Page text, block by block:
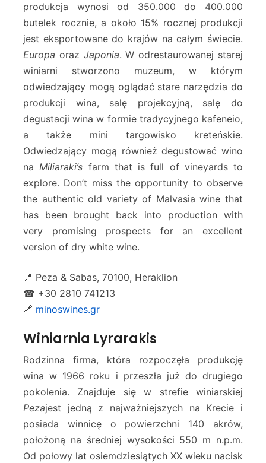
produkcja wynosi od 350.000 do 400.000
butelek rocznie, a około 15% rocznej produkcji
jest eksportowane do krajów na całym świecie.
Europa oraz Japonia. W odrestaurowanej starej
winiarni stworzono muzeum, w którym
odwiedzający mogą oglądać stare narzędzia do
produkcji wina, salę projekcyjną, salę do
degustacji wina w formie tradycyjnego kafeneio,
a także mini targowisko kreteńskie.
Odwiedzający mogą również degustować wino
naMiliaraki’s farm that is full of vineyards to
explore. Don’t miss the opportunity to observe
the authentic old variety of Malvasia wine that
has been brought back into production with
very promising prospects for an excellent
version of dry white wine.
📍 Peza & Sabas, 70100, Heraklion
☎ +30 2810 741213
🔗 minoswines.gr
Winiarnia Lyrarakis
Rodzinna firma, która rozpoczęła produkcję
wina w 1966 roku i przeszła już do drugiego
pokolenia. Znajduje się w strefie winiarskiej
Pezajest jedną z najważniejszych na Krecie i
posiada winnicę o powierzchni 140 akrów,
położoną na średniej wysokości 550 m n.p.m.
Od połowy lat osiemdziesiątych XX wieku nacisk